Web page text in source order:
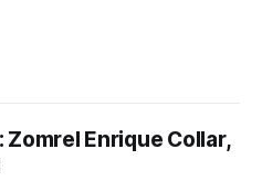
Enrique Collar,